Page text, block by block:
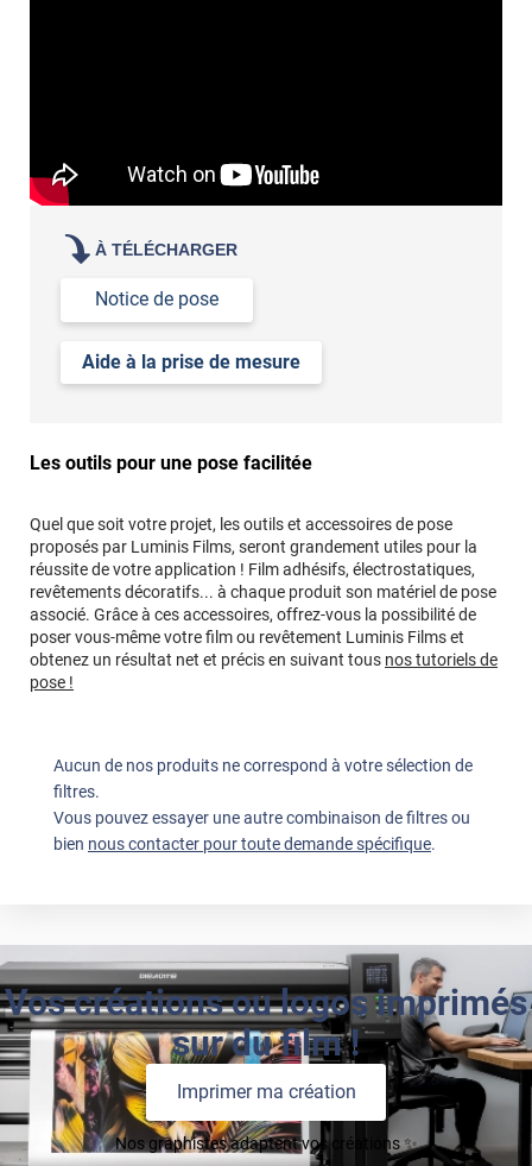
À TÉLÉCHARGER
Notice de pose
Aide à la prise de mesure
Les outils pour une pose facilitée
Quel que soit votre projet, les outils et accessoires de pose
proposés par Luminis Films, seront grandement utiles pour la
réussite de votre application ! Film adhésifs, électrostatiques,
revêtements décoratifs... à chaque produit son matériel de pose
associé. Grâce à ces accessoires, offrez-vous la possibilité de
poser vous-même votre film ou revêtement Luminis Films et
obtenez un résultat net et précis en suivant tous nos tutoriels de
pose !
Aucun de nos produits ne correspond à votre sélection de
filtres.
Vous pouvez essayer une autre combinaison de filtres ou
bien nous contacter pour toute demande spécifique.
Vos créations ou logos imprimés
sur du film !
Imprimer ma création
Nos graphistes adaptent vos créations ✨